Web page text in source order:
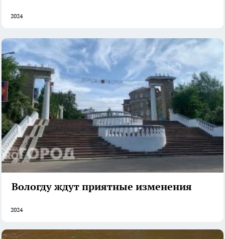
2024
Вологду ждут приятные изменения
2024